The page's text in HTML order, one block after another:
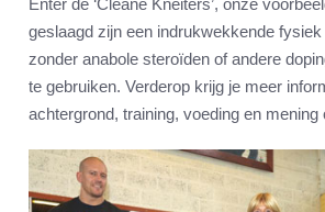
Enter de ‘Cleane Kneiters’, onze
geslaagd zijn een indrukwekkende fysiek
zonder anabole steroïden of andere
te gebruiken. Verderop krijg je meer
achtergrond, training, voeding en mening